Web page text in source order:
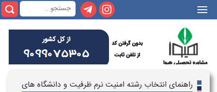
|||
راهنمای انتخاب رشته امنیت نرم ظرفیت و دانشگاه های